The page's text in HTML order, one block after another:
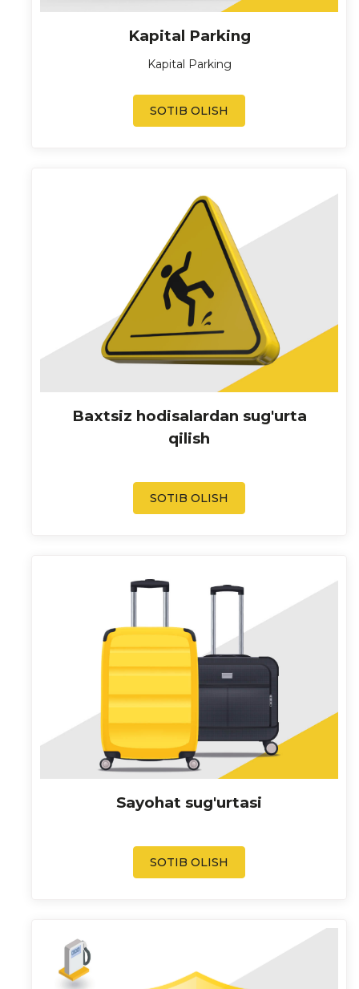
Kapital Parking
Kapital Parking
SOTIB OLISH
Baxtsiz hodisalardan sug'urta
qilish
SOTIB OLISH
Sayohat sug'urtasi
SOTIB OLISH